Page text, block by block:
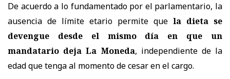
De acuerdo a lo fundamentado por el parlamentario, la
ausencia de límite etario permite que la dieta se
devengue desde el mismo día en que un
mandatario deja La Moneda, independiente de la
edad que tenga al momento de cesar en el cargo.